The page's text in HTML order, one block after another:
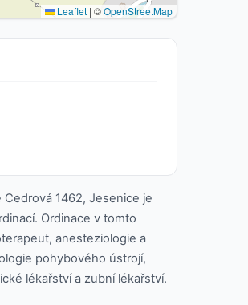
Leaflet | ©OpenStreetMap
1462, Jesenice je
Ordinace v tomto
anesteziologie a
pohybového ústrojí,
lékařství a zubní lékařství.